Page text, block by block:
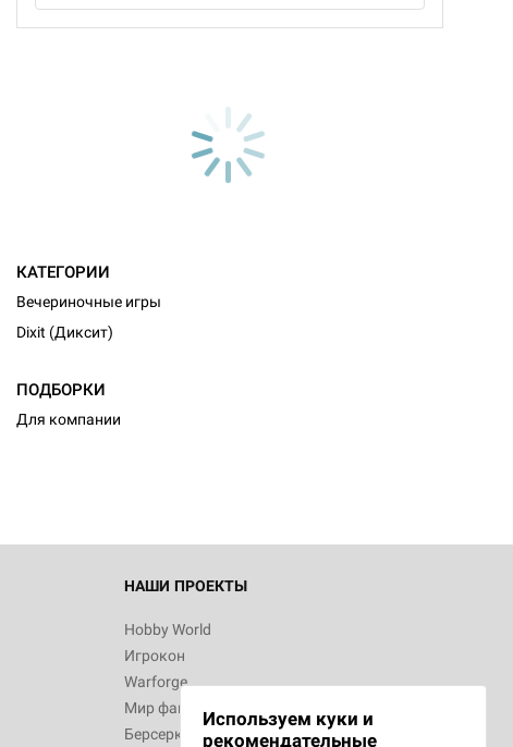
КАТЕГОРИИ
Вечериночные игры
Dixit (Диксит)
ПОДБОРКИ
Для компании
НАШИ ПРОЕКТЫ
Hobby World
Игрокон
Warforge
Мир фантастики
Берсерк
Используем куки и
рекомендательные